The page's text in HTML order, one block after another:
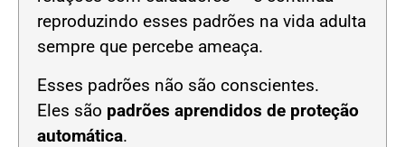
reproduzindo esses padrões na vida adulta
sempre que percebe ameaça.
Esses padrões não são conscientes.
Eles são padrões aprendidos de proteção
automática.